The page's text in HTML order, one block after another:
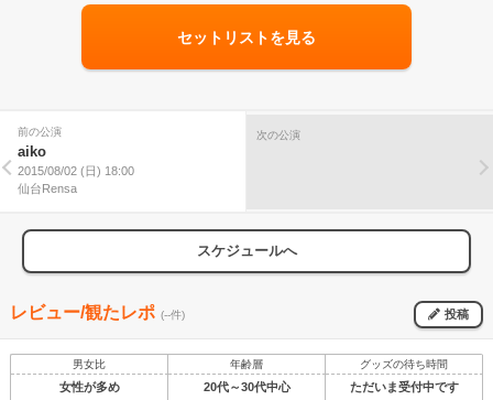
セットリストを見る
前の公演
aiko
2015/08/02 (日) 18:00
仙台Rensa
次の公演
スケジュールへ
レビュー/観たレポ (--件) 投稿
男女比 年齢層 グッズの待ち時間
女性が多め 20代～30代中心 ただいま受付中です